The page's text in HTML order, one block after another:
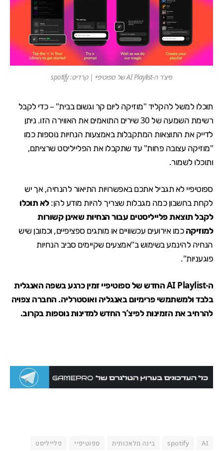
פיצ'ר ה-AI Playlist של ספוטיפיי | קרדיט: spotify
תוכלו למשל להקליד "מוזיקה ליום קר וגשום בבית" – כדי לקבל
רשימת השמעה של 30 שירים התואמים את האווירה הזו. ניתן
לדייק את התוצאות המתקבלות באמצעות הנחיות נוספות כמו
"מוזיקה עצובה פחות" עד שתקבלו את הפלייליסט שרציתם,
ותוכלו לשמור.
ספוטיפיי לא תגביל אתכם באפשרויות התיאור להנחיה, אך יש
לקחת בחשבון כמה מגבלות שצריך להיות מודע להן:לא תוכלו
לקבל תוצאת פלייליסטים עבור הנחיות שאינן קשורות
למוזיקהכמו אירועים עכשוויים או מותגים ספציפיים, וכמובן שיש
הנחיה להינמע בשימוש ב"אמצעים שקיימים סביב הנחיות
פוגעניות".
ה-AI Playlist החדש של ספוטיפיי זמין כרגע בשפה האנגלית
בלבד ולמשתמשי פרימיום באנגליה ואוסטרליה. החברה צפויה
להרחיב את הזמינות לפיצ’ר החדש למדינות נוספות בקרוב.
AI
spotify בינה מלאכותית ספוטיפיי פלייליסט